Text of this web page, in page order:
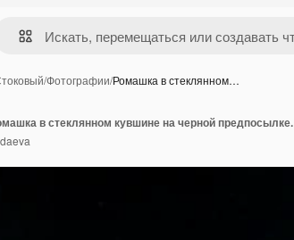
/Фотографии/Ромашка в стеклянном…
в стеклянном кувшине на черной предпосылке.